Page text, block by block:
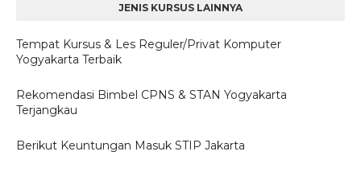
JENIS KURSUS LAINNYA
Tempat Kursus & Les Reguler/Privat Komputer
Yogyakarta Terbaik
Rekomendasi Bimbel CPNS & STAN Yogyakarta
Terjangkau
Berikut Keuntungan Masuk STIP Jakarta